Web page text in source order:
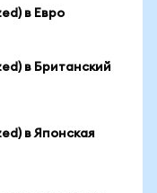
в Евро
в Британский
в Японская